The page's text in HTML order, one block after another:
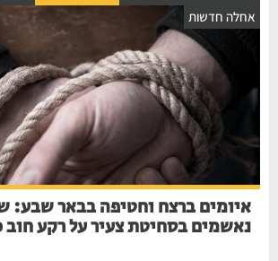
חדשות
איומים ברצח וחטיפה בבאר שבע:
נאשמים בסחיטת צעיר על רקע חוב